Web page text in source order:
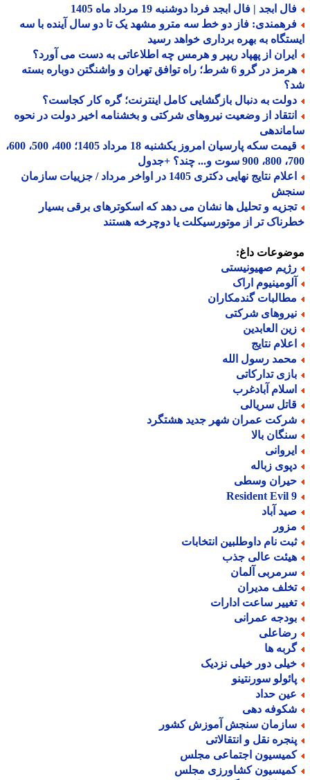
ابجد | فال ابجد فردا دوشنبه 19 مرداد ماه 1405
فاز دو خط سه مترو مشهد یک تا دو سال آینده با سه
به بهره برداری خواهد رسید
از پهپاد ریپر و هرمس چه اطلاعاتی به دست می آورد؟
هرمز در گرو 6 شرط؛ راه توافق تهران و واشنگتن دوباره بسته
به دنبال بازگشایی کامل اینترنت؛ گره کار کجاست؟
از وضعیت نیروهای شرکتی و بخشنامه اخیر دولت در نحوه
قیمت سکه پارسیان امروز یکشنبه 18 مرداد 1405؛ 400، 500، 600،
اعلام نتایج نهایی دکتری 1405 در اواخر مرداد / جزییات سازمان
و تحلیل ها نشان می دهد که اسکوترهای برقی بسیار
تر از موتورسیکلت یا دوچرخه هستند
داغ:
صهیونیستی
اراک
گندمکاران
شرکتی
العابدین
نتایج
رسول الله
تدارکاتی
آبادغرب
سریالی
عمران شهر جدید هشتگرد
بالا
زباله
وسطی
Resident Evil
آباد
نام داوطلبین انتخابات
عالی جذب
آلمان
مدیران
ساعت ادارات
عمرانی
ها
دور خیلی نزدیک
سورنتینو
حداد
دهی
سنجش آموزش کشور
نقل و انتقالاتی
اجتماعی مجلس
کشاورزی مجلس